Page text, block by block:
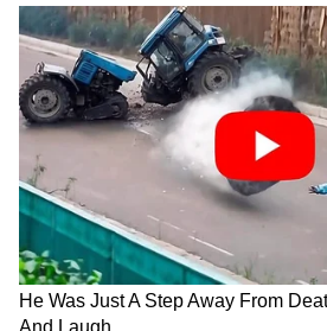
ವಿಕೋಪಕ್ಕೆ ಹೋಗಿದೆ. ಈ ವೇಳೆ
ಕೋಪದಿಂದ ನಾಲ್ಕನೇ ಮಹಡಿಯಿಂದ
ಪರಿಣಾಮ ಕೆಳಗೆ ಬಿದ್ದ ಅರ್ಚನಾ
ಗಾಯಗೊಂಡು ಸ್ಥಳದಲ್ಲೇ
ತನಿಖೆಯ ಆರಂಭದಲ್ಲಿ ಆದೇಶ್‌,
ನಶೆಯಲ್ಲಿ ಮಹಡಿಯಿಂದ ಬಿದ್ದು
ಹೇಳಿಕೆ ನೀಡಿದ್ದ. ಮೃತಳ ಪೋಷಕರು
ಮಗಳನ್ನು ಕೊಲೆ ಮಾಡಿದ್ದಾನೆ ಎಂದು